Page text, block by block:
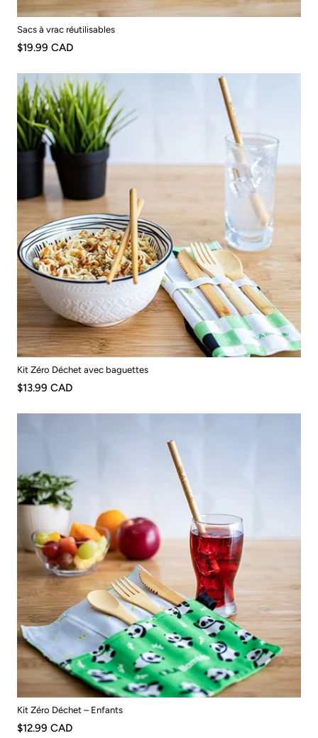
Sacs à vrac réutilisables
$19.99 CAD
Kit Zéro Déchet avec baguettes
$13.99 CAD
Kit Zéro Déchet – Enfants
$12.99 CAD